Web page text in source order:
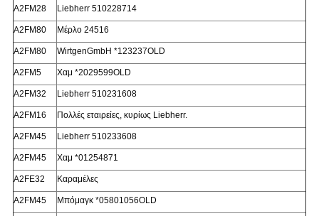
Α2FM28 Liebherr 510228714
Α2FM80 Μέρλο 24516
Α2FM80 WirtgenGmbH *123237OLD
Α2FM5 Χαμ *2029599OLD
Α2FM32 Liebherr 510231608
Α2FM16 Πολλές εταιρείες, κυρίως Liebherr.
Α2FM45 Liebherr 510233608
Α2FM45 Χαμ *01254871
Α2FE32 Καραμέλες
Α2FM45 Μπόμαγκ *05801056OLD